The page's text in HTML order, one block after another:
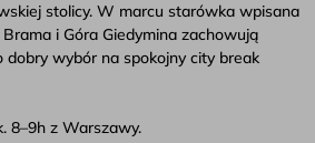
stolicy. W marcu starówka wpisana
i Góra Giedymina zachowują
dobry wybór na spokojny city break
8–9h z Warszawy.